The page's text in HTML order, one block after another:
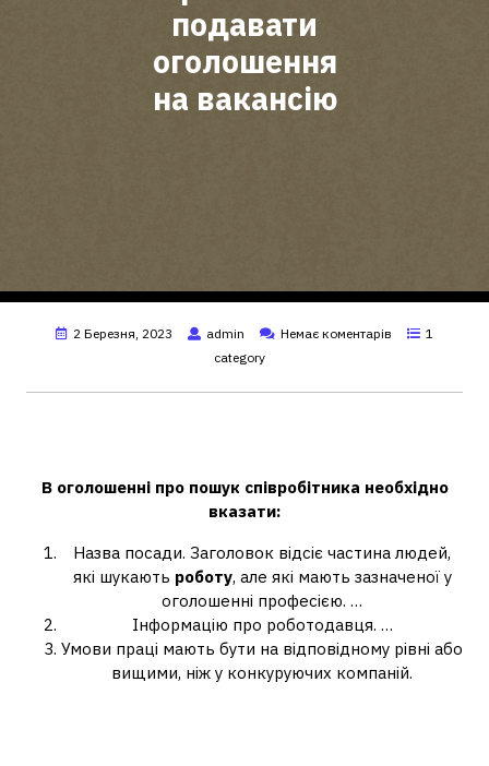
подавати
оголошення
на вакансію
2 Березня, 2023 admin Немає коментарів
1
category
В оголошенні про пошук співробітника необхідно
вказати:
Назва посади. Заголовок відсіє частина людей,
які шукають роботу, але які мають зазначеної у
оголошенні професією. …
Інформацію про роботодавця. …
Умови праці мають бути на відповідному рівні або
вищими, ніж у конкуруючих компаній.